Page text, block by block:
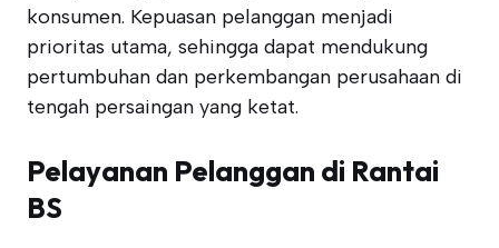
konsumen. Kepuasan pelanggan menjadi
prioritas utama, sehingga dapat mendukung
pertumbuhan dan perkembangan perusahaan di
tengah persaingan yang ketat.
Pelayanan Pelanggan di Rantai
BS